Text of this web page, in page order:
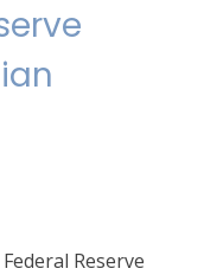
Reserve